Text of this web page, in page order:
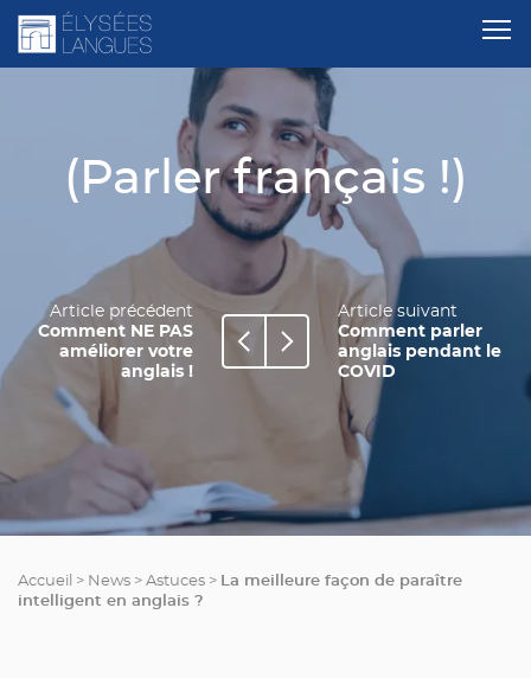
(Parler français !)
Article précédent
Comment NE PAS
améliorer votre
anglais !
Article suivant
Comment parler
anglais pendant le
COVID
Accueil > News > Astuces > La meilleure façon de paraître
intelligent en anglais ?